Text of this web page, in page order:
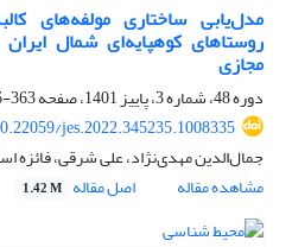
مدل‌‌یابی ساختاری مولفه‌های
روستاهای کوهپایه‌ای شمال
مجازی
دوره 48، شماره 3، پاییز 1401، صفحه
363-386
jes.2022.345235.1008335
جمال‌الدین مهدی‌نژاد، علی شرقی، فائزه
مشاهده مقاله
اصل مقاله 1.42 M